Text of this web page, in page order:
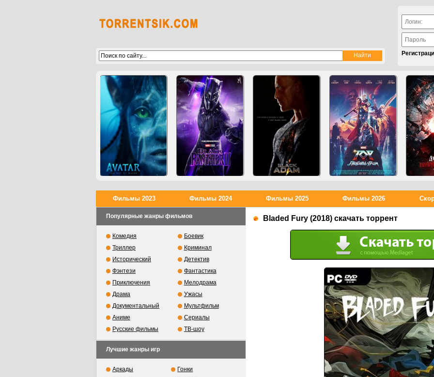
Bladed Fury (2018) скачать торрент
Фильмы 2023 Фильмы 2024 Фильмы 2025 Фильмы 2026
Популярные жанры фильмов
Комедия
Боевик
Триллер
Криминал
Исторический
Детектив
Фэнтези
Фантастика
Приключения
Мелодрама
Драма
Ужасы
Документальный
Мультфильм
Аниме
Сериалы
Русские фильмы
ТВ-шоу
Лучшие жанры игр
Аркады
Гонки